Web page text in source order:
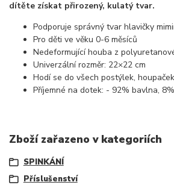
dítěte získat přirozený, kulatý tvar.
Podporuje správný tvar hlavičky
Pro děti ve věku 0-6 měsíců
Nedeformující houba z
Univerzální rozměr: 22×22 cm
Hodí se do všech postýlek,
Příjemné na dotek: - 92% bavlna,
Zboží zařazeno v kategoriích
SPINKÁNÍ
Příslušenství